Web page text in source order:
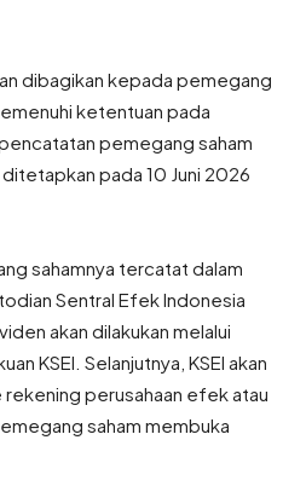
dibagikan kepada pemegang
ketentuan pada
pemegang saham
pada 10 Juni 2026
sahamnya tercatat dalam
Sentral Efek Indonesia
akan dilakukan melalui
KSEI. Selanjutnya, KSEI akan
perusahaan efek atau
saham membuka